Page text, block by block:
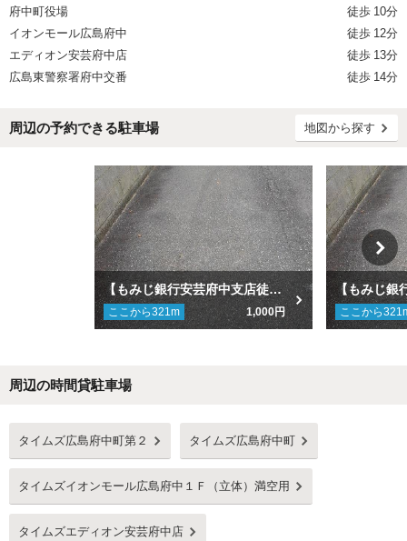
府中町役場
徒歩 10分
イオンモール広島府中
徒歩 12分
エディオン安芸府中店
徒歩 13分
広島東警察署府中交番
徒歩 14分
周辺の予約できる駐車場 地図から探す
【もみじ銀行安芸府中支店徒歩2分】府中本町５丁目ガレージ
ここから321m 1,000円 ここから321
周辺の時間貸駐車場
タイムズ広島府中町第２ タイムズ広島府中町
タイムズイオンモール広島府中１Ｆ（立体）満空用
タイムズエディオン安芸府中店